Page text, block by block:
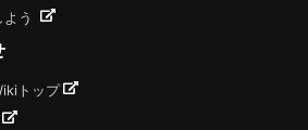
う
トップ